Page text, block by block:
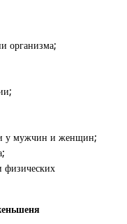
организма;
у мужчин и женщин;
физических